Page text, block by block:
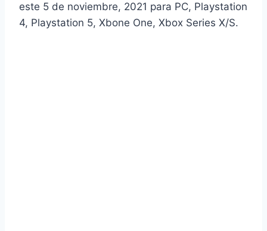
este 5 de noviembre, 2021 para PC, Playstation
4, Playstation 5, Xbone One, Xbox Series X/S.